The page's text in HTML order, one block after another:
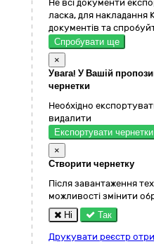
Не всі документи
ласка, для накладання
документів та
Спробувати ще
×
Увага! У Вашій
чернетки
Необхідно
видалити
Експортувати чернетки
×
Створити чернетку
Після завантаження
можливості змінити
Ні
Так
Друкувати реєстр